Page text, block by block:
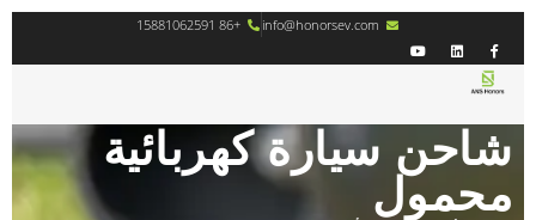
info@honorsev.com
+86 15881062591
شاحن سيارة كهربائية
محمول